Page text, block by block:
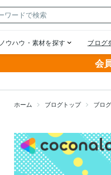
会
ホーム ブログトップ ブログ